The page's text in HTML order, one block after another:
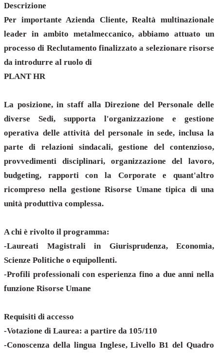
Descrizione
Per importante Azienda Cliente, Realtà multinazionale
leader in ambito metalmeccanico, abbiamo attuato un
processo di Reclutamento finalizzato a selezionare risorse
da introdurre al ruolo di
PLANT HR
La posizione, in staff alla Direzione del Personale delle
diverse Sedi, supporta l'organizzazione e gestione
operativa delle attività del personale in sede, inclusa la
parte di relazioni sindacali, gestione del contenzioso,
provvedimenti disciplinari, organizzazione del lavoro,
budgeting, rapporti con la Corporate e quant'altro
ricompreso nella gestione Risorse Umane tipica di una
unità produttiva complessa.
A chi è rivolto il programma:
-Laureati Magistrali in Giurisprudenza, Economia,
Scienze Politiche o equipollenti.
-Profili professionali con esperienza fino a due anni nella
funzione Risorse Umane
Requisiti di accesso
-Votazione di Laurea: a partire da 105/110
-Conoscenza della lingua Inglese, Livello B1 del Quadro